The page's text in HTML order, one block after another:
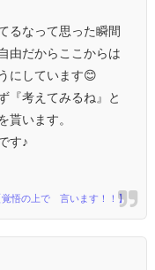
るなって思った瞬間
由だからここからは
にしています😊
『考えてみるね』と
貰います。
す♪
覚悟の上で 言います！！】